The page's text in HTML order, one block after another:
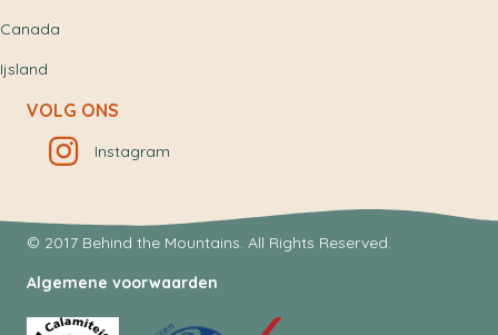
Canada
Ijsland
VOLG ONS
Instagram
© 2017 Behind the Mountains. All Rights Reserved.
Algemene voorwaarden